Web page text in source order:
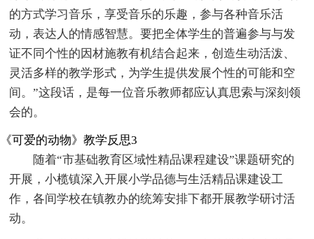
的方式学习音乐，享受音乐的乐趣，参与各种音乐活
动，表达人的情感智慧。要把全体学生的普遍参与与发
证不同个性的因材施教有机结合起来，创造生动活泼、
灵活多样的教学形式，为学生提供发展个性的可能和空
间。”这段话，是每一位音乐教师都应认真思索与深刻领
会的。
《可爱的动物》教学反思3
随着“市基础教育区域性精品课程建设”课题研究的
开展，小榄镇深入开展小学品德与生活精品课建设工
作，各间学校在镇教办的统筹安排下都开展教学研讨活
动。